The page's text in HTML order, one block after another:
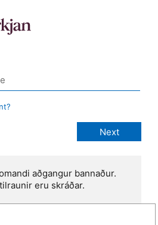
aðgangur bannaður.
eru skráðar.